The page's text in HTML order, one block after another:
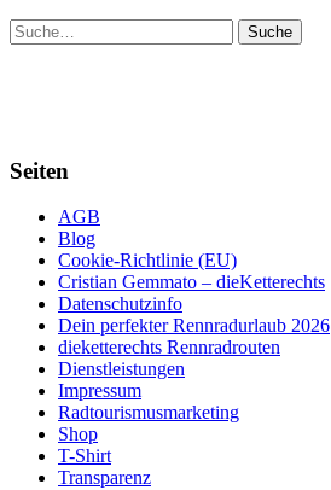
Suche
Seiten
AGB
Blog
Cookie-Richtlinie (EU)
Cristian Gemmato – dieKetterechts
Datenschutzinfo
Dein perfekter Rennradurlaub 2026
dieketterechts Rennradrouten
Dienstleistungen
Impressum
Radtourismusmarketing
Shop
T-Shirt
Transparenz